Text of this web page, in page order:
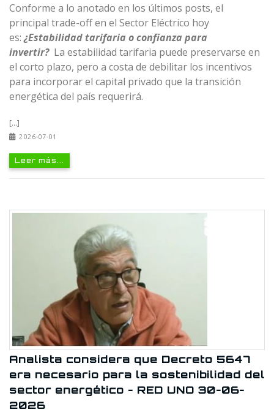
Conforme a lo anotado en los últimos posts, el
principal trade-off en el Sector Eléctrico hoy
es: ¿Estabilidad tarifaria o confianza para
invertir? La estabilidad tarifaria puede preservarse en
el corto plazo, pero a costa de debilitar los incentivos
para incorporar el capital privado que la transición
energética del país requerirá.
[...]
2026-07-01
Leer más...
Analista considera que Decreto 5647
era necesario para la sostenibilidad del
sector energético - RED UNO 30-06-
2026